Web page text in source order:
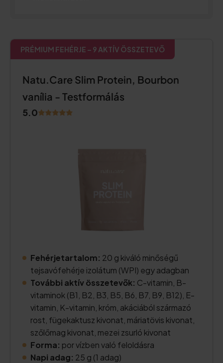
PRÉMIUM FEHÉRJE – 9 AKTÍV ÖSSZETEVŐ
Natu.Care Slim Protein, Bourbon
vanília - Testformálás
5.0
Fehérjetartalom: 20 g kiváló minőségű
tejsavófehérje izolátum (WPI) egy adagban
További aktív összetevők: C-vitamin, B-
vitaminok (B1, B2, B3, B5, B6, B7, B9, B12), E-
vitamin, K-vitamin, króm, akáciából származó
rost, fügekaktusz kivonat, máriatövis kivonat,
szőlőmag kivonat, mezei zsurló kivonat
Forma: por vízben való feloldásra
Napi adag: 25 g (1 adag)